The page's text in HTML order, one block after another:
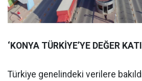
‘KONYA TÜRKİYE’YE DEĞER
Türkiye genelindeki verilere